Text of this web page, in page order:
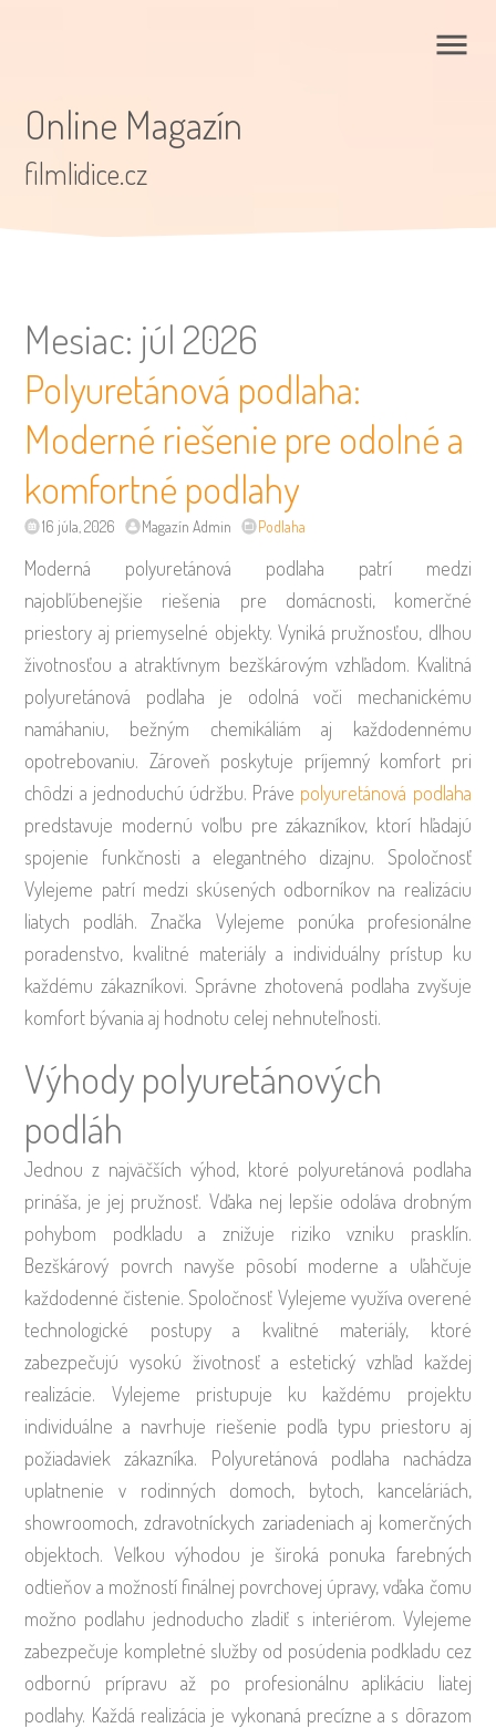
Online Magazín
filmlidice.cz
Mesiac: júl 2026
Polyuretánová podlaha:
Moderné riešenie pre odolné a
komfortné podlahy
16 júla, 2026 Magazín Admin Podlaha
Moderná polyuretánová podlaha patrí medzi
najobľúbenejšie riešenia pre domácnosti, komerčné
priestory aj priemyselné objekty. Vyniká pružnosťou, dlhou
životnosťou a atraktívnym bezškárovým vzhľadom. Kvalitná
polyuretánová podlaha je odolná voči mechanickému
namáhaniu, bežným chemikáliám aj každodennému
opotrebovaniu. Zároveň poskytuje príjemný komfort pri
chôdzi a jednoduchú údržbu. Práve polyuretánová podlaha
predstavuje modernú voľbu pre zákazníkov, ktorí hľadajú
spojenie funkčnosti a elegantného dizajnu. Spoločnosť
Vylejeme patrí medzi skúsených odborníkov na realizáciu
liatych podláh. Značka Vylejeme ponúka profesionálne
poradenstvo, kvalitné materiály a individuálny prístup ku
každému zákazníkovi. Správne zhotovená podlaha zvyšuje
komfort bývania aj hodnotu celej nehnuteľnosti.
Výhody polyuretánových
podláh
Jednou z najväčších výhod, ktoré polyuretánová podlaha
prináša, je jej pružnosť. Vďaka nej lepšie odoláva drobným
pohybom podkladu a znižuje riziko vzniku prasklín.
Bezškárový povrch navyše pôsobí moderne a uľahčuje
každodenné čistenie. Spoločnosť Vylejeme využíva overené
technologické postupy a kvalitné materiály, ktoré
zabezpečujú vysokú životnosť a estetický vzhľad každej
realizácie. Vylejeme pristupuje ku každému projektu
individuálne a navrhuje riešenie podľa typu priestoru aj
požiadaviek zákazníka. Polyuretánová podlaha nachádza
uplatnenie v rodinných domoch, bytoch, kanceláriách,
showroomoch, zdravotníckych zariadeniach aj komerčných
objektoch. Veľkou výhodou je široká ponuka farebných
odtieňov a možností finálnej povrchovej úpravy, vďaka čomu
možno podlahu jednoducho zladiť s interiérom. Vylejeme
zabezpečuje kompletné služby od posúdenia podkladu cez
odbornú prípravu až po profesionálnu aplikáciu liatej
podlahy. Každá realizácia je vykonaná precízne a s dôrazom